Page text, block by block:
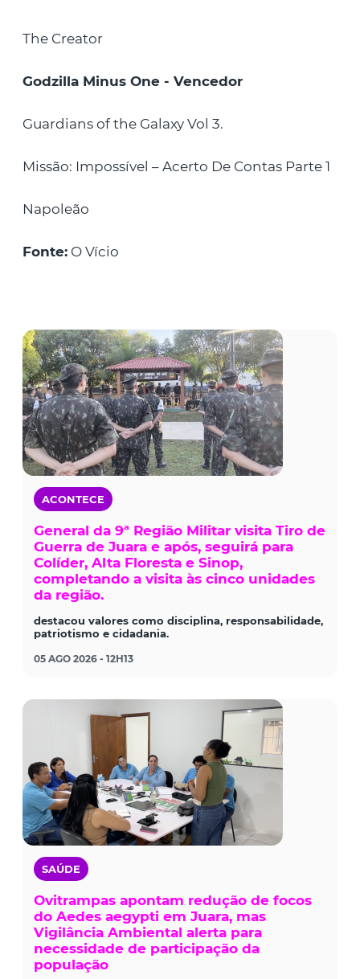
The Creator
Godzilla Minus One - Vencedor
Guardians of the Galaxy Vol 3.
Missão: Impossível – Acerto De Contas Parte 1
Napoleão
Fonte: O Vício
ACONTECE
General da 9ª Região Militar visita Tiro de
Guerra de Juara e após, seguirá para
Colíder, Alta Floresta e Sinop,
completando a visita às cinco unidades
da região.
destacou valores como disciplina, responsabilidade,
patriotismo e cidadania.
05 AGO 2026 - 12H13
SAÚDE
Ovitrampas apontam redução de focos
do Aedes aegypti em Juara, mas
Vigilância Ambiental alerta para
necessidade de participação da
população